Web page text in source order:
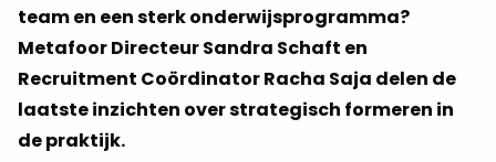
team en een sterk onderwijsprogramma?
Metafoor Directeur Sandra Schaft en
Recruitment Coördinator Racha Saja delen de
laatste inzichten over strategisch formeren in
de praktijk.